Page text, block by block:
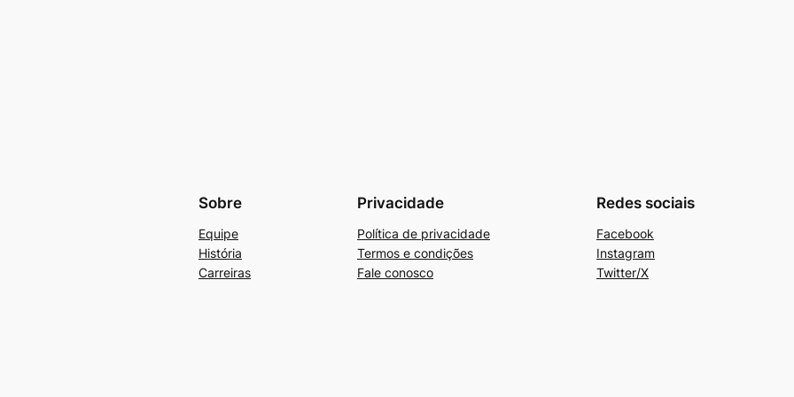
Sobre
Equipe
História
Carreiras
Privacidade
Política de privacidade
Termos e condições
Fale conosco
Redes sociais
Facebook
Instagram
Twitter/X